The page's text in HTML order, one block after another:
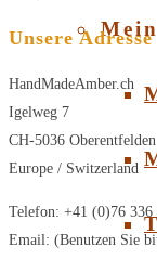
Unsere Adresse
HandMadeAmber.ch
Igelweg 7
CH-5036 Oberentfelden
Europe / Switzerland
Telefon: +41 (0)76 336
Email: (Benutzen Sie